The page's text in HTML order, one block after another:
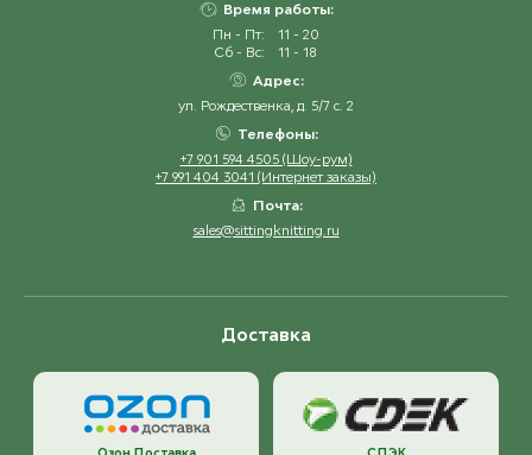
Время работы:
Пн - Пт:
11 - 20
Сб - Вс:
11 - 18
Адрес:
ул. Рождественка, д. 5/7 с. 2
Телефоны:
+7 901 594 4505 (Шоу-рум)
+7 991 404 3041 (Интернет заказы)
Почта:
sales@sittingknitting.ru
Доставка